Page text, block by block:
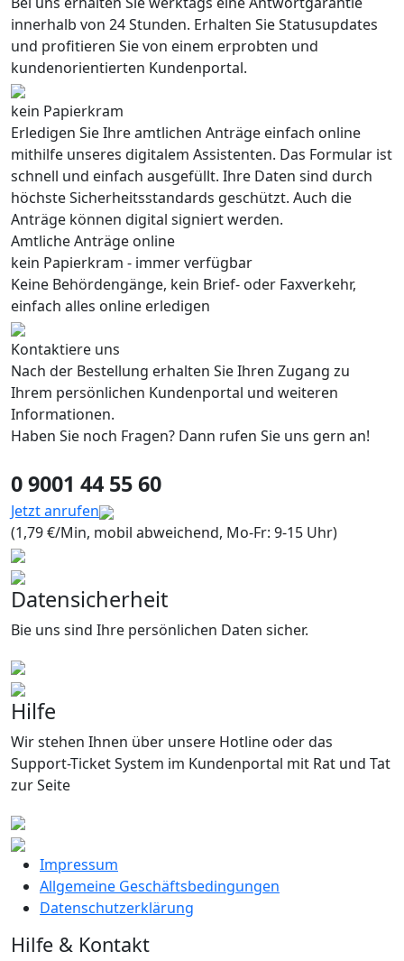
innerhalb von 24 Stunden. Erhalten Sie Statusupdates
und profitieren Sie von einem erprobten und
kundenorientierten Kundenportal.
kein Papierkram
Erledigen Sie Ihre amtlichen Anträge einfach online
mithilfe unseres digitalem Assistenten. Das Formular ist
schnell und einfach ausgefüllt. Ihre Daten sind durch
höchste Sicherheitsstandards geschützt. Auch die
Anträge können digital signiert werden.
Amtliche Anträge online
kein Papierkram - immer verfügbar
Keine Behördengänge, kein Brief- oder Faxverkehr,
einfach alles online erledigen
Kontaktiere uns
Nach der Bestellung erhalten Sie Ihren Zugang zu
Ihrem persönlichen Kundenportal und weiteren
Informationen.
Haben Sie noch Fragen? Dann rufen Sie uns gern an!
0 9001 44 55 60
Jetzt anrufen
(1,79 €/Min, mobil abweichend, Mo-Fr: 9-15 Uhr)
Datensicherheit
Bie uns sind Ihre persönlichen Daten sicher.
Hilfe
Wir stehen Ihnen über unsere Hotline oder das
Support-Ticket System im Kundenportal mit Rat und Tat
zur Seite
Impressum
Allgemeine Geschäftsbedingungen
Datenschutzerklärung
Hilfe & Kontakt